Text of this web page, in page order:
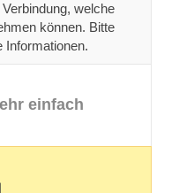
welche
können. Bitte
Informationen.
einfach